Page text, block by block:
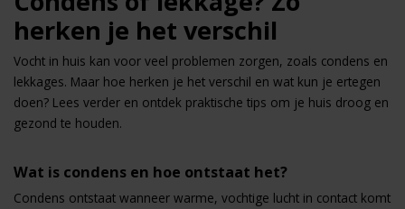
herken je het verschil
Vocht in huis kan voor veel problemen zorgen, zoals condens en
lekkages. Maar hoe herken je het verschil en wat kun je ertegen
doen? Lees verder en ontdek praktische tips om je huis droog en
gezond te houden.
Wat is condens en hoe ontstaat het?
Condens ontstaat wanneer warme, vochtige lucht in contact komt